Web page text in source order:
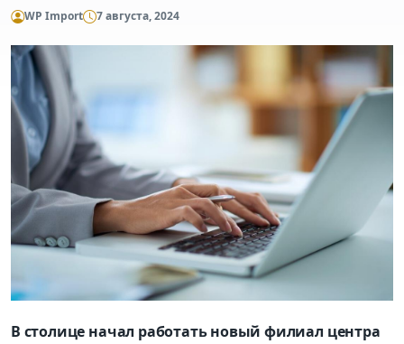
WP Import 7 августа, 2024
В столице начал работать новый филиал центра